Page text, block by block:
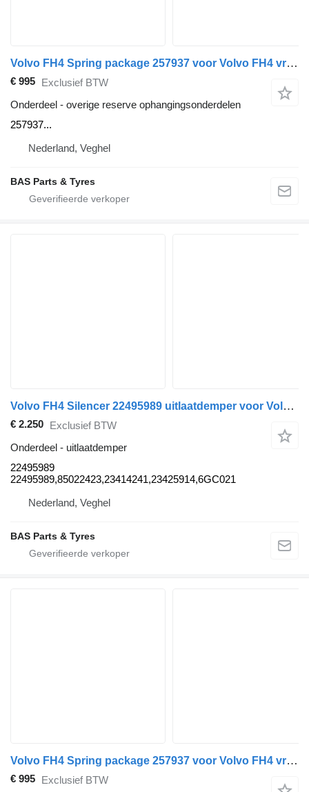
Volvo FH4 Spring package 257937 voor Volvo FH4 vrachtwagen
€ 995 Exclusief BTW
Onderdeel - overige reserve ophangingsonderdelen
257937...
Nederland, Veghel
BAS Parts & Tyres
Volvo FH4 Silencer 22495989 uitlaatdemper voor Volvo FH4 trekker
€ 2.250 Exclusief BTW
Onderdeel - uitlaatdemper
22495989
22495989,85022423,23414241,23425914,6GC021
Nederland, Veghel
BAS Parts & Tyres
Volvo FH4 Spring package 257937 voor Volvo FH4 vrachtwagen
€ 995 Exclusief BTW